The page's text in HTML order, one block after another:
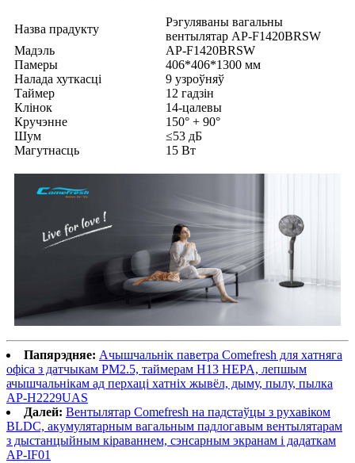
Назва прадукту
Рэгуляваны вагальны
вентылятар AP-F1420BRSW
Мадэль
AP-F1420BRSW
Памеры
406*406*1300 мм
Налада хуткасці
9 узроўняў
Таймер
12 гадзін
Клінок
14-цалевы
Кручэнне
150° + 90°
Шум
≤53 дБ
Магутнасць
15 Вт
Папярэдняе: Ачышчальнік паветра Comefresh для хатняга
офіса з датчыкам PM2.5, таймерам H13 HEPA, лепшым
ачышчальнікам ад перхаці хатніх жывёл, дыму, пылу, пылка
AP-H2229UAS
Далей: Вентылятар Comefresh на падстаўцы з рухавіком
BLDC, акумулятарным вагальным падлогавым вентылятарам
з дыстанцыйным кіраваннем, сэнсарным экранам і дадаткам
AP-IF01